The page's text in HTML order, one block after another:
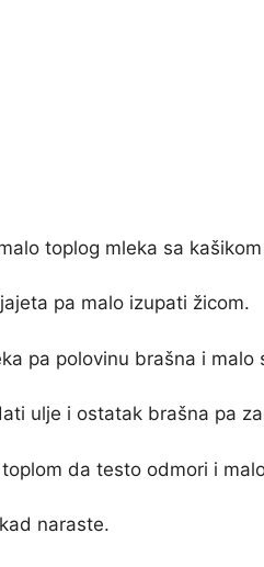
toplog mleka sa
pa malo izupati žicom.
pa polovinu brašna i malo
ulje i ostatak brašna pa
da testo odmori i
naraste.